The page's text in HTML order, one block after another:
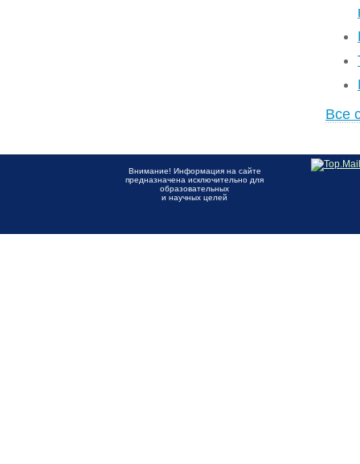
Все
Внимание! Информация на сайте
предназначена исключительно для
образовательных
и научных целей